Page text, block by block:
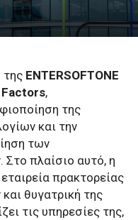
της ENTERSOFTONE
Factors,
της
και την
των
Στο πλαίσιο αυτό, η
πρακτορείας
θυγατρική της
τις υπηρεσίες της,